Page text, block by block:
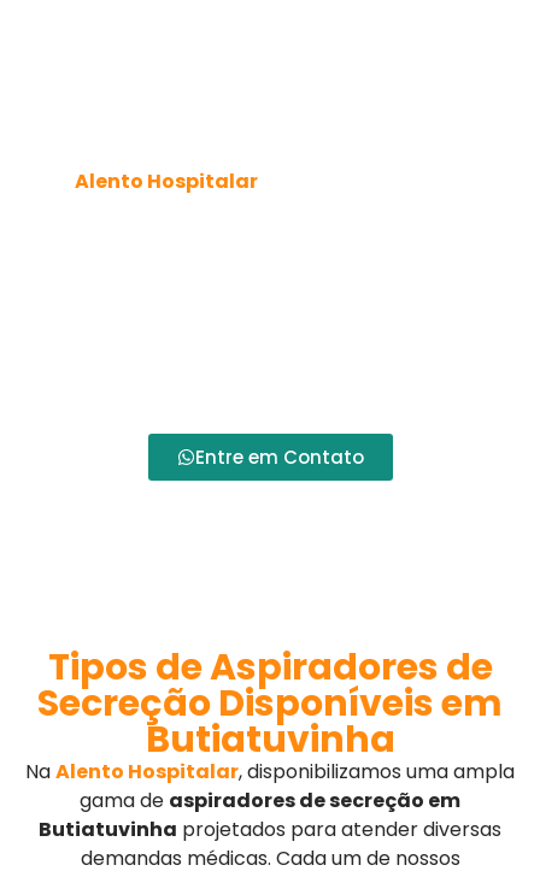
Alento Hospitalar
Entre em Contato
Tipos de Aspiradores de
Secreção Disponíveis em
Butiatuvinha
NaAlento Hospitalar, disponibilizamos uma ampla
gama de aspiradores de secreção em
Butiatuvinha projetados para atender diversas
demandas médicas. Cada um de nossos